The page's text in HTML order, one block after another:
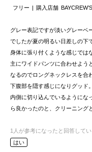
フリー
購入店舗
グレー表記ですが淡いグレーベ
でしたが夏の明るい日差しの下
身体に張り付くような感じでは
主にワイドパンツに合わせよう
なるのでロングネックレスを合
下腹部を隠す感じになりグッド
内側に切り込んでいるようにな
ら良かったのと、クリーニング
1 人が参考になったと回答してい
はい